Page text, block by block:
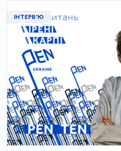
ІНТЕРВ’Ю